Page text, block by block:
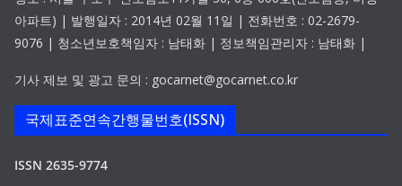
아파트) | 발행일자 : 2014년 02월 11일 | 전화번호 : 02-2679-
9076 | 청소년보호책임자 : 남태화 | 정보책임관리자 : 남태화 |
기사 제보 및 광고 문의 : gocarnet@gocarnet.co.kr
국제표준연속간행물번호(ISSN)
ISSN 2635-9774